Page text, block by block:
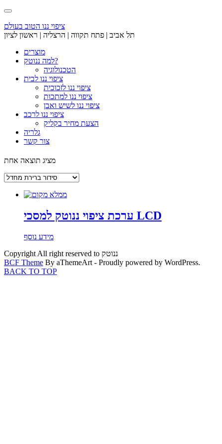
Skip
content
ציפוי ננו הטוב בעולם
תל אביב | פתח תקווה | הרצליה | ראשון לציון
מוצרים
למה ננוטק?
הטכנולוגיה
ציפוי ננו לבית
ציפוי ננו לזכוכית
ציפוי ננו למתכות
ציפוי ננו לשיש ואבן
ציפוי ננו לרכב
הצעת מחיר בקליק
גלריה
צור קשר
מציג תוצאה אחת
ערכת ציפוי ננוטק למסכי LCD
מידע נוסף
Copyright All right reserved to ננוטק
BCF Theme By aThemeArt - Proudly powered by WordPress.
BACK TO TOP